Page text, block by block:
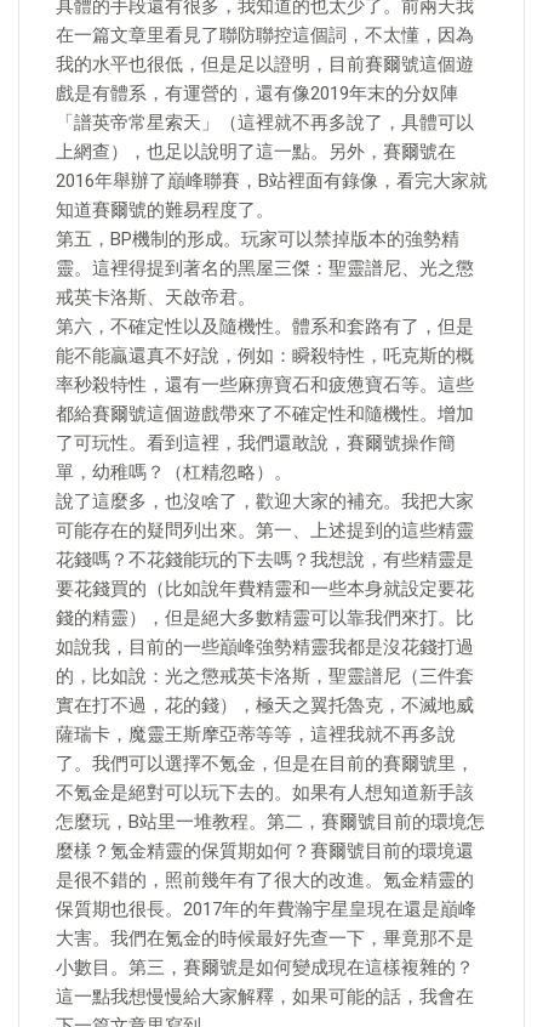
具體的手段還有很多，我知道的也太少了。前兩天我
在一篇文章里看見了聯防聯控這個詞，不太懂，因為
我的水平也很低，但是足以證明，目前賽爾號這個遊
戲是有體系，有運營的，還有像2019年末的分奴陣
「譜英帝常星索天」（這裡就不再多說了，具體可以
上網查），也足以說明了這一點。另外，賽爾號在
2016年舉辦了巔峰聯賽，B站裡面有錄像，看完大家就
知道賽爾號的難易程度了。
第五，BP機制的形成。玩家可以禁掉版本的強勢精
靈。這裡得提到著名的黑屋三傑：聖靈譜尼、光之懲
戒英卡洛斯、天啟帝君。
第六，不確定性以及隨機性。體系和套路有了，但是
能不能贏還真不好說，例如：瞬殺特性，吒克斯的概
率秒殺特性，還有一些麻痹寶石和疲憊寶石等。這些
都給賽爾號這個遊戲帶來了不確定性和隨機性。增加
了可玩性。看到這裡，我們還敢說，賽爾號操作簡
單，幼稚嗎？（杠精忽略）。
說了這麼多，也沒啥了，歡迎大家的補充。我把大家
可能存在的疑問列出來。第一、上述提到的這些精靈
花錢嗎？不花錢能玩的下去嗎？我想說，有些精靈是
要花錢買的（比如說年費精靈和一些本身就設定要花
錢的精靈），但是絕大多數精靈可以靠我們來打。比
如說我，目前的一些巔峰強勢精靈我都是沒花錢打過
的，比如說：光之懲戒英卡洛斯，聖靈譜尼（三件套
實在打不過，花的錢），極天之翼托魯克，不滅地威
薩瑞卡，魔靈王斯摩亞蒂等等，這裡我就不再多說
了。我們可以選擇不氪金，但是在目前的賽爾號里，
不氪金是絕對可以玩下去的。如果有人想知道新手該
怎麼玩，B站里一堆教程。第二，賽爾號目前的環境怎
麼樣？氪金精靈的保質期如何？賽爾號目前的環境還
是很不錯的，照前幾年有了很大的改進。氪金精靈的
保質期也很長。2017年的年費瀚宇星皇現在還是巔峰
大害。我們在氪金的時候最好先查一下，畢竟那不是
小數目。第三，賽爾號是如何變成現在這樣複雜的？
這一點我想慢慢給大家解釋，如果可能的話，我會在